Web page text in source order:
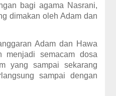
bagi agama Nasrani,
dimakan oleh Adam dan
Adam dan Hawa
menjadi semacam dosa
yang sampai sekarang
sampai dengan